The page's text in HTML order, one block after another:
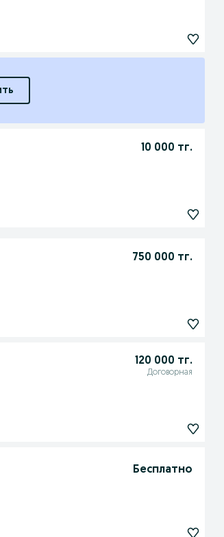
10 000 тг.
750 000 тг.
120 000 тг.
Договорная
Бесплатно